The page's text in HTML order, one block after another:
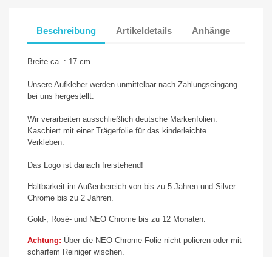
Beschreibung Artikeldetails Anhänge
Breite ca. : 17 cm
Unsere Aufkleber werden unmittelbar nach Zahlungseingang
bei uns hergestellt.
Wir verarbeiten ausschließlich deutsche Markenfolien.
Kaschiert mit einer Trägerfolie für das kinderleichte
Verkleben.
Das Logo ist danach freistehend!
Haltbarkeit im Außenbereich von bis zu 5 Jahren und Silver
Chrome bis zu 2 Jahren.
Gold-, Rosé- und NEO Chrome bis zu 12 Monaten.
Achtung: Über die NEO Chrome Folie nicht polieren oder mit
scharfem Reiniger wischen.